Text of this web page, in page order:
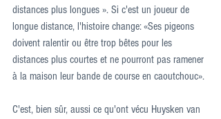
distances plus longues ». Si c'est un joueur de
longue distance, l'histoire change: «Ses pigeons
doivent ralentir ou être trop bêtes pour les
distances plus courtes et ne pourront pas ramener
à la maison leur bande de course en caoutchouc».
C'est, bien sûr, aussi ce qu'ont vécu Huysken van